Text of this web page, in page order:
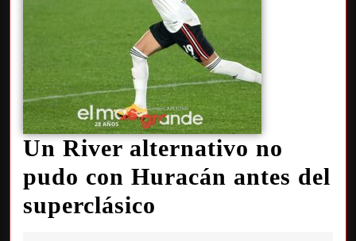
Un River alternativo no
pudo con Huracán antes del
superclásico